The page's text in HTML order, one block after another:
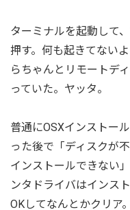
ターミナルを起動して
押す。何も起きてない
らちゃんとリモートデ
っていた。ヤッタ。
普通にOSXインストー
った後で「ディスクが
インストールできない
ンタドライバはインス
OKしてなんとかクリア